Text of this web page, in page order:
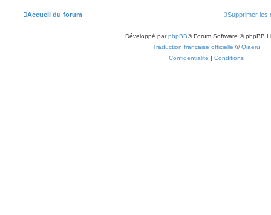
Accueil du forum Supprimer les
Développé parphpBB® Forum Software © phpBB
Traduction française officielle ©Qiaeru
Confidentialité | Conditions